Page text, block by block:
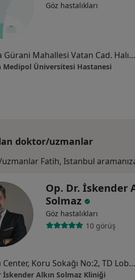
Göz hastalıkları
Molla Gürani Mahallesi Vatan Cad. Halıcılar Köşkü Sk. No:11 Aksaray, Fatih
Medipol Üniversitesi Hastanesi
doktor/uzmanlar
Fatih, Istanbul
Op. Dr. İskender
Solmaz
Göz hastalıkları
10 görüş
Zorlu Center, Koru Sokağı No:2, TD Lobi D43, İstanbul
İskender Alkın Solmaz Kliniği